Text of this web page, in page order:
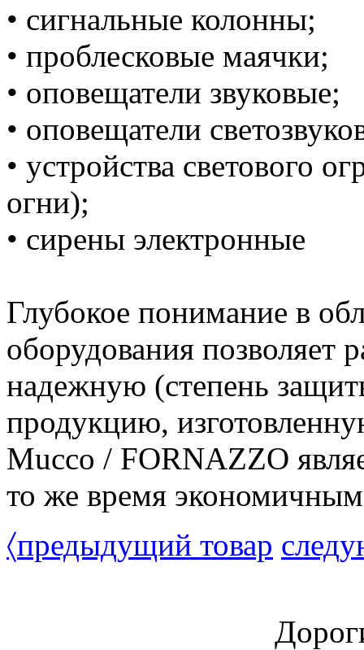
• сигнальные колонны;
• проблесковые маячки;
• оповещатели звуковые;
• оповещатели
• устройства светового
огни);
• сирены электронные
Глубокое понимание в
оборудования позволяет
надежную (степень
продукцию,
Mucco / FORNAZZO
то же время
〈предыдущий товар